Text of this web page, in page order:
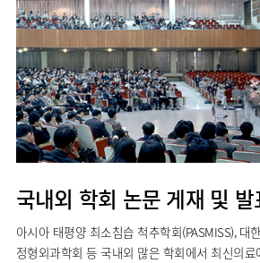
국내외 학회 논문 게재 및 발
아시아 태평양 최소침습 척추학회(PASMISS), 대
정형외과학회 등 국내외 많은 학회에서 최신의